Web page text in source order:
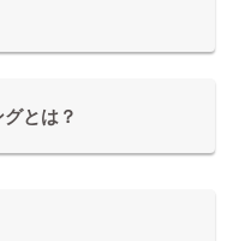
とは？